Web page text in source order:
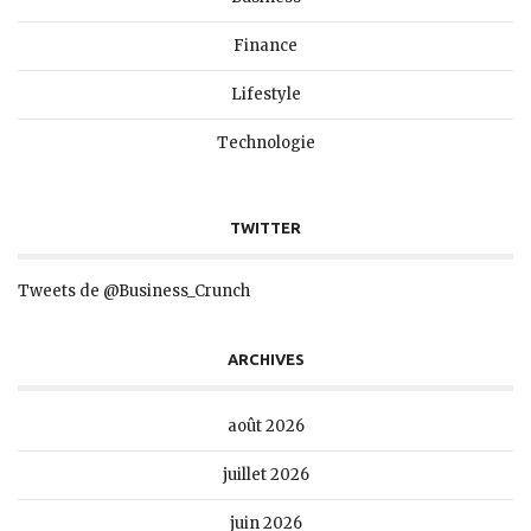
Finance
Lifestyle
Technologie
TWITTER
Tweets de @Business_Crunch
ARCHIVES
août 2026
juillet 2026
juin 2026